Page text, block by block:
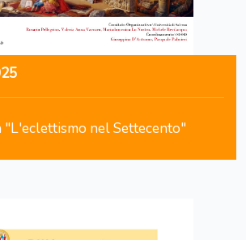
nel Settecento"